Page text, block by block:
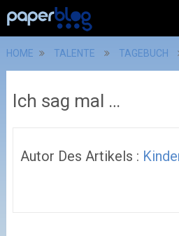
HOME TALENTE TAGEBUCH
Ich sag mal …
Autor Des Artikels :